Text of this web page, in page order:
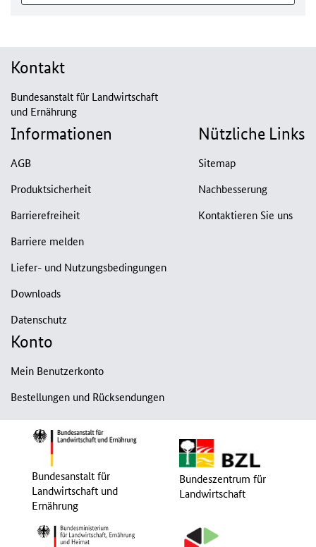
Kontakt
Bundesanstalt für Landwirtschaft
und Ernährung
Informationen
AGB
Produktsicherheit
Barrierefreiheit
Barriere melden
Liefer- und Nutzungsbedingungen
Downloads
Datenschutz
Nützliche Links
Sitemap
Nachbesserung
Kontaktieren Sie uns
Konto
Mein Benutzerkonto
Bestellungen und Rücksendungen
Bundesanstalt für
Landwirtschaft und
Ernährung
Bundeszentrum für
Landwirtschaft